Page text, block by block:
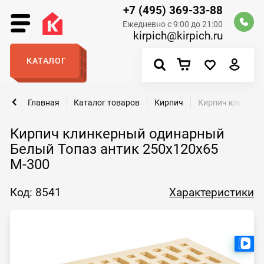
+7 (495) 369-33-88
Ежедневно с 9:00 до 21:00
kirpich@kirpich.ru
КАТАЛОГ
Кирпич клинкерный одинарный
Белый Топаз антик 250х120х65
М-300
Главная Каталог товаров Кирпич Кирпич
Код: 8541 Характеристики